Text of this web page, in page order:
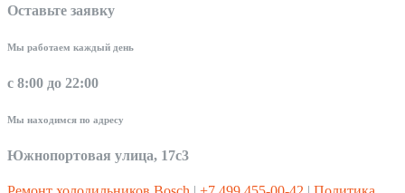
Оставьте заявку
Мы работаем каждый день
с 8:00 до 22:00
Мы находимся по адресу
Южнопортовая улица, 17с3